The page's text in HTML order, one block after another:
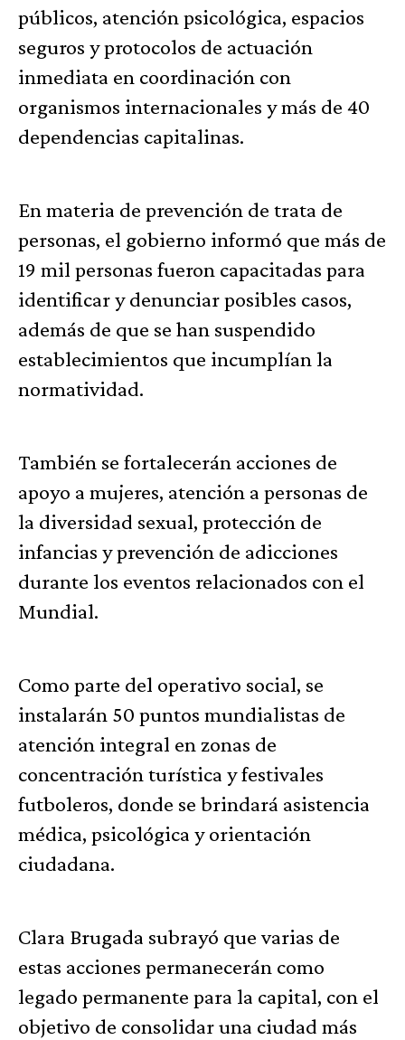
públicos, atención psicológica, espacios
seguros y protocolos de actuación
inmediata en coordinación con
organismos internacionales y más de 40
dependencias capitalinas.
En materia de prevención de trata de
personas, el gobierno informó que más de
19 mil personas fueron capacitadas para
identificar y denunciar posibles casos,
además de que se han suspendido
establecimientos que incumplían la
normatividad.
También se fortalecerán acciones de
apoyo a mujeres, atención a personas de
la diversidad sexual, protección de
infancias y prevención de adicciones
durante los eventos relacionados con el
Mundial.
Como parte del operativo social, se
instalarán 50 puntos mundialistas de
atención integral en zonas de
concentración turística y festivales
futboleros, donde se brindará asistencia
médica, psicológica y orientación
ciudadana.
Clara Brugada subrayó que varias de
estas acciones permanecerán como
legado permanente para la capital, con el
objetivo de consolidar una ciudad más